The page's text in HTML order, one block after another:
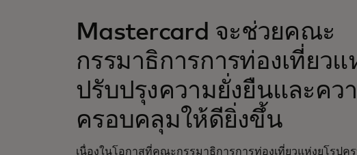
Mastercard จะช่วยคณะ
กรรมาธิการการท่องเที่ยวแ
ปรับปรุงความยั่งยืนและคว
ครอบคลุมให้ดียิ่งขึ้น
เนื่องในโอกาสที่คณะกรรมาธิการการท่องเที่ยวแห่งยุโรปค
opens in a new tab